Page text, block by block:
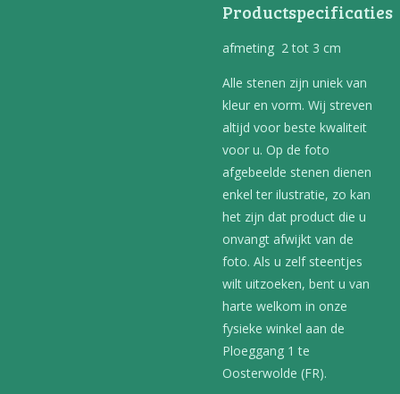
Productspecificaties
afmeting 2 tot 3 cm
Alle stenen zijn uniek van
kleur en vorm. Wij streven
altijd voor beste kwaliteit
voor u. Op de foto
afgebeelde stenen dienen
enkel ter ilustratie, zo kan
het zijn dat product die u
onvangt afwijkt van de
foto. Als u zelf steentjes
wilt uitzoeken, bent u van
harte welkom in onze
fysieke winkel aan de
Ploeggang 1 te
Oosterwolde (FR).